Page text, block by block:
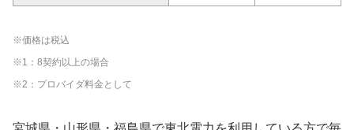
※価格は税込
※1：8契約以上の場合
※2：プロバイダ料金として